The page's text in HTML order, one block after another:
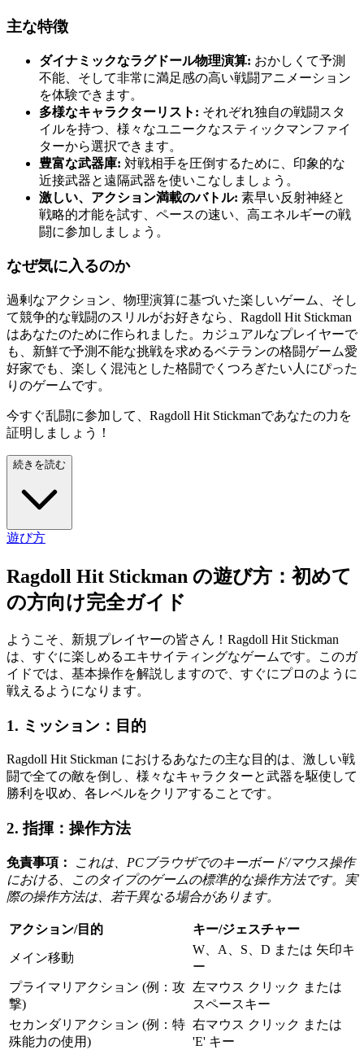
主な特徴
ダイナミックなラグドール物理演算: おかしくて予測
不能、そして非常に満足感の高い戦闘アニメーション
を体験できます。
多様なキャラクターリスト: それぞれ独自の戦闘スタ
イルを持つ、様々なユニークなスティックマンファイ
ターから選択できます。
豊富な武器庫: 対戦相手を圧倒するために、印象的な
近接武器と遠隔武器を使いこなしましょう。
激しい、アクション満載のバトル: 素早い反射神経と
戦略的才能を試す、ペースの速い、高エネルギーの戦
闘に参加しましょう。
なぜ気に入るのか
過剰なアクション、物理演算に基づいた楽しいゲーム、そし
て競争的な戦闘のスリルがお好きなら、Ragdoll Hit Stickman
はあなたのために作られました。カジュアルなプレイヤーで
も、新鮮で予測不能な挑戦を求めるベテランの格闘ゲーム愛
好家でも、楽しく混沌とした格闘でくつろぎたい人にぴった
りのゲームです。
今すぐ乱闘に参加して、Ragdoll Hit Stickmanであなたの力を
証明しましょう！
続きを読む
遊び方
Ragdoll Hit Stickman の遊び方：初めて
の方向け完全ガイド
ようこそ、新規プレイヤーの皆さん！Ragdoll Hit Stickman
は、すぐに楽しめるエキサイティングなゲームです。このガ
イドでは、基本操作を解説しますので、すぐにプロのように
戦えるようになります。
1. ミッション：目的
Ragdoll Hit Stickman におけるあなたの主な目的は、激しい戦
闘で全ての敵を倒し、様々なキャラクターと武器を駆使して
勝利を収め、各レベルをクリアすることです。
2. 指揮：操作方法
免責事項：
これは、PCブラウザでのキーボード/マウス操作
における、このタイプのゲームの標準的な操作方法です。実
際の操作方法は、若干異なる場合があります。
アクション/目的 キー/ジェスチャー
メイン移動
W、A、S、D または 矢印キ
ー
プライマリアクション (例：攻
撃)
左マウス クリック または
スペースキー
セカンダリアクション (例：特
殊能力の使用)
右マウス クリック または
'E' キー